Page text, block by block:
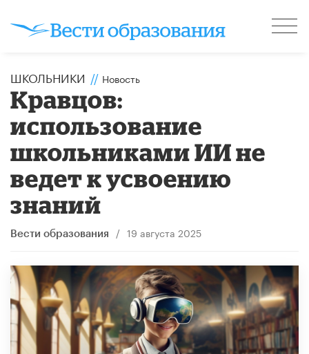
ШКОЛЬНИКИ // Новость
Кравцов:
использование
школьниками ИИ не
ведет к усвоению
знаний
Вести образования / 19 августа 2025